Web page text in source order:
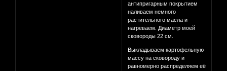
антипригарным покрытием
наливаем немного
растительного масла и
нагреваем. Диаметр моей
сковороды 22 см.
Выкладываем картофельную
массу на сковороду и
равномерно распределяем её